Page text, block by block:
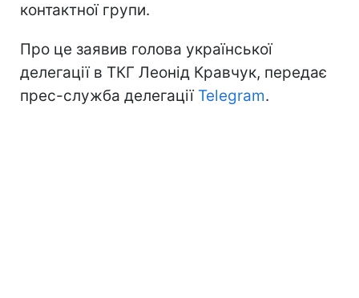
контактної групи.
Про це заявив голова української
делегації в ТКГ Леонід Кравчук, передає
прес-служба делегації Telegram.